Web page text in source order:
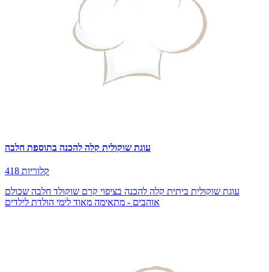
עוגת שוקולית קלה להכנה בתוספת חלבה
418 קלוריות
עוגת שוקולית ביתית קלה להכנה בציפוי קרם שוקולד חלבה שכולם
אוהבים - מתאימה מאוד לימי הולדת לילדים